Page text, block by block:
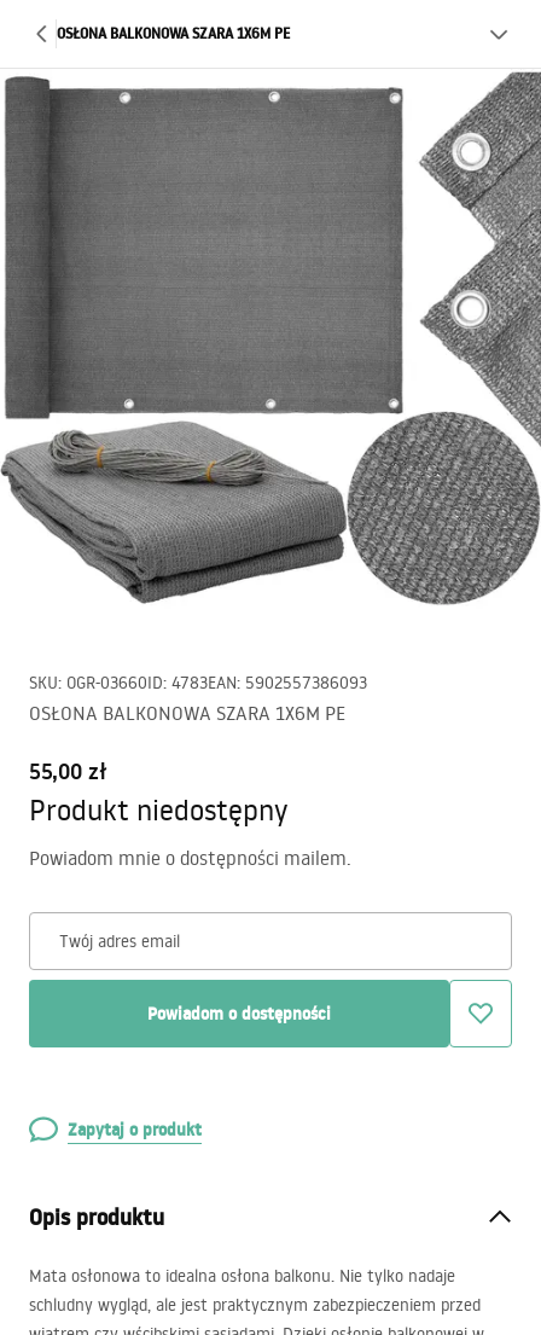
OSŁONA BALKONOWA SZARA 1X6M PE
SKU: OGR-03660ID: 4783EAN: 5902557386093
OSŁONA BALKONOWA SZARA 1X6M PE
55,00 zł
Produkt niedostępny
Powiadom mnie o dostępności mailem.
Twój adres email
Powiadom o dostępności
Zapytaj o produkt
Opis produktu
Mata osłonowa to idealna osłona balkonu. Nie tylko nadaje
schludny wygląd, ale jest praktycznym zabezpieczeniem przed